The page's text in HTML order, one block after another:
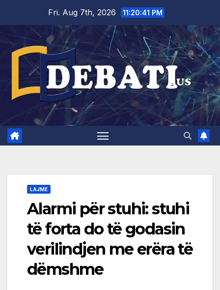
content
Fri. Aug 7th, 2026 11:20:42 PM
LAJME
Alarmi për stuhi: stuhi
të forta do të godasin
verilindjen me erëra të
dëmshme